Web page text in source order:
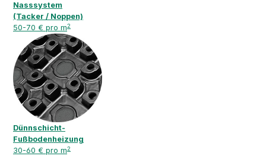
Nasssystem
(Tacker / Noppen)
50-70 € pro m2
Dünnschicht-
Fußbodenheizung
30-60 € pro m2